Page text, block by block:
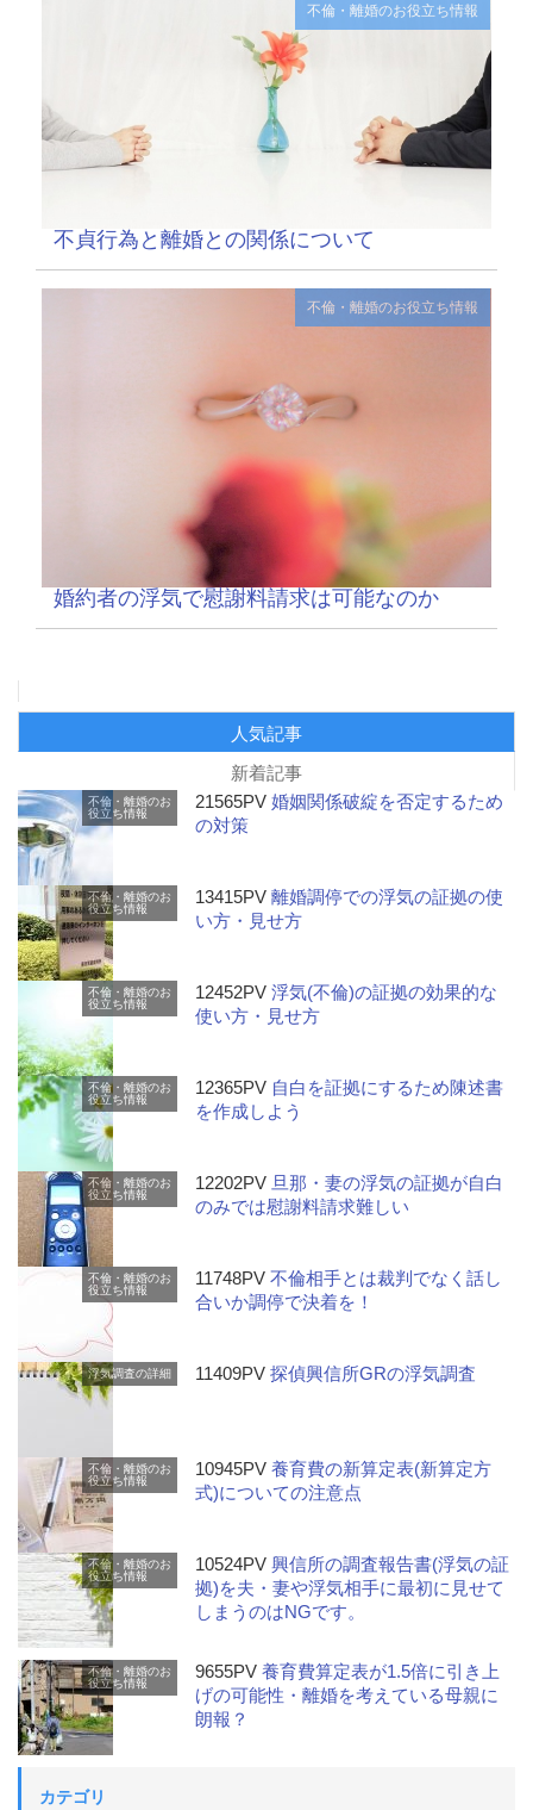
不倫・離婚のお役立ち情報
不貞行為と離婚との関係について
不倫・離婚のお役立ち情報
婚約者の浮気で慰謝料請求は可能なのか
人気記事
新着記事
不倫・離婚のお
役立ち情報
21565PV婚姻関係破綻を否定するため
の対策
不倫・離婚のお
役立ち情報
13415PV離婚調停での浮気の証拠の使
い方・見せ方
不倫・離婚のお
役立ち情報
12452PV浮気(不倫)の証拠の効果的な
使い方・見せ方
不倫・離婚のお
役立ち情報
12365PV 自白を証拠にするため陳述書
を作成しよう
不倫・離婚のお
役立ち情報
12202PV 旦那・妻の浮気の証拠が自白
のみでは慰謝料請求難しい
不倫・離婚のお
役立ち情報
11748PV不倫相手とは裁判でなく話し
合いか調停で決着を！
浮気調査の詳細 11409PV探偵興信所GRの浮気調査
不倫・離婚のお
役立ち情報
10945PV養育費の新算定表(新算定方
式)についての注意点
不倫・離婚のお
役立ち情報
10524PV興信所の調査報告書(浮気の証
拠)を夫・妻や浮気相手に最初に見せて
しまうのはNGです。
不倫・離婚のお
役立ち情報
9655PV養育費算定表が1.5倍に引き上
げの可能性・離婚を考えている母親に
朗報？
カテゴリ